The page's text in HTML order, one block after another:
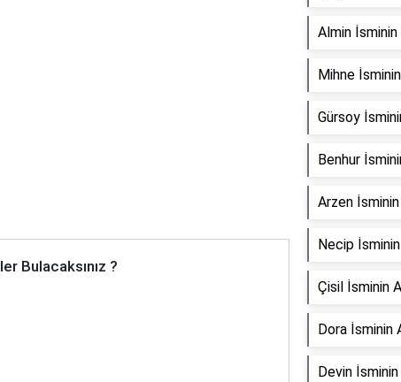
Bulacaksınız ?
Almin İsminin
Mihne
Gürsoy
Benhur
Arzen
Necip
Çisil İsminin
Dora İsminin
Devin